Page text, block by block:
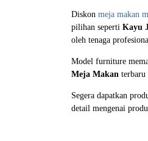
Diskon meja makan
pilihan seperti Kayu
oleh tenaga
Model furniture
Meja Makan terbaru
Segera dapatkan
detail mengenai